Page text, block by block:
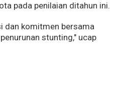
pada penilaian ditahun ini.
dan komitmen bersama
stunting," ucap